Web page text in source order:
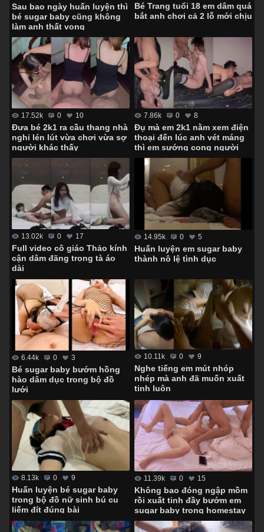
Sau bao ngày huấn luyện thì
bé sugar baby cũng không
làm anh thất vọng
Bé Trang tuổi 18 em dâm quá
bắt anh chơi cả 2 lỗ mới chịu
17.52k 0 10
Đưa bé 2k1 ra cầu thang nhà
nghỉ lén lút vừa chơi vừa sợ
người khác thấy
7.86k 0 8
Đụ mà em 2k1 nằm xem điện
thoại đến lúc anh vét máng
thì em sướng cong người
13.02k 0 17
Full video cô giáo Thảo kính
cận dâm đãng trong tà áo
dài
14.95k 0 5
Huấn luyện em sugar baby
thành nô lệ tình dục
6.44k 0 3
Bé sugar baby bướm hồng
hào dâm dục trong bộ đồ
lưới
10.11k 0 9
Nghe tiếng em mút nhóp
nhép mà anh đã muốn xuất
tinh luôn
8.13k 0 9
Huấn luyện bé sugar baby
trong bộ đồ nữ sinh bú cu
liếm đít đúng bài
11.39k 0 15
Không bao đóng ngập mồm
rồi xuất tinh đầy bướm em
sugar baby trong homestay